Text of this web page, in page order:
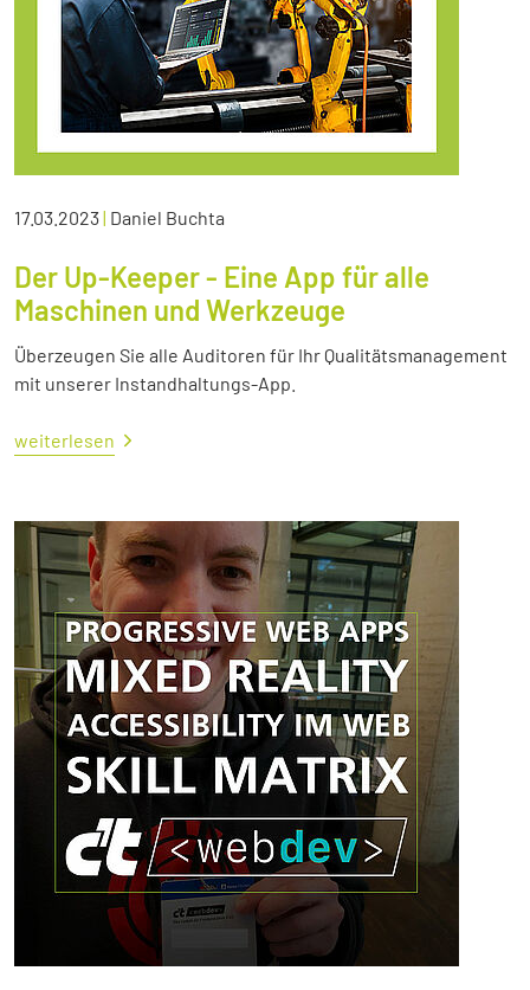
17.03.2023| Daniel Buchta
Der Up-Keeper - Eine App für alle
Maschinen und Werkzeuge
Überzeugen Sie alle Auditoren für Ihr Qualitätsmanagement
mit unserer Instandhaltungs-App.
weiterlesen